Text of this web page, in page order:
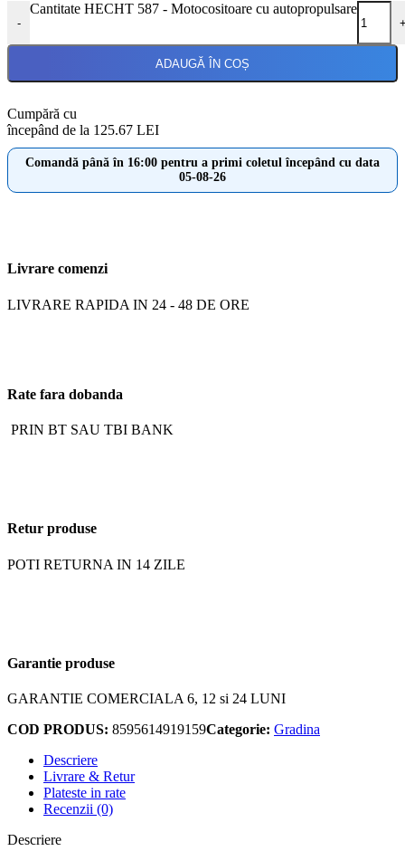
-
Cantitate HECHT 587 - Motocositoare cu autopropulsare
ADAUGĂ ÎN COȘ
Cumpără cu
începând de la 125.67 LEI
Comandă până în 16:00 pentru a primi coletul începând cu data
05-08-26
Livrare comenzi
LIVRARE RAPIDA IN 24 - 48 DE ORE
Rate fara dobanda
PRIN BT SAU TBI BANK
Retur produse
POTI RETURNA IN 14 ZILE
Garantie produse
GARANTIE COMERCIALA 6, 12 si 24 LUNI
COD PRODUS: 8595614919159Categorie: Gradina
Descriere
Livrare & Retur
Plateste in rate
Recenzii (0)
Descriere